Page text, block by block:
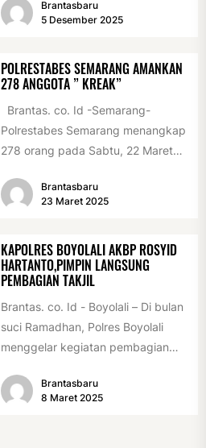
program...Brantasbaru
5 Desember 2025
POLRESTABES SEMARANG AMANKAN
278 ANGGOTA ” KREAK”
Brantas. co. Id -Semarang-
Polrestabes Semarang menangkap
278 orang pada Sabtu, 22 Maret
menyusul...Brantasbaru
23 Maret 2025
KAPOLRES BOYOLALI AKBP ROSYID
HARTANTO,PIMPIN LANGSUNG
PEMBAGIAN TAKJIL
Brantas. co. Id - Boyolali – Di bulan
suci Ramadhan, Polres Boyolali
menggelar kegiatan pembagian
Polres...Brantasbaru
8 Maret 2025